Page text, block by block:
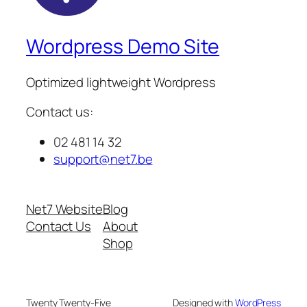
Wordpress Demo Site
Optimized lightweight Wordpress
Contact us:
02 481 14 32
support@net7.be
Net7 Website
Contact Us
Blog
About
Shop
Twenty Twenty-Five Designed withWordPress